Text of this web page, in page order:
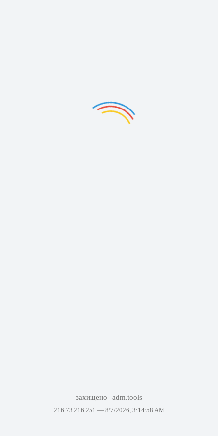
захищено adm.tools
216.73.216.251 — 8/7/2026, 3:14:58 AM